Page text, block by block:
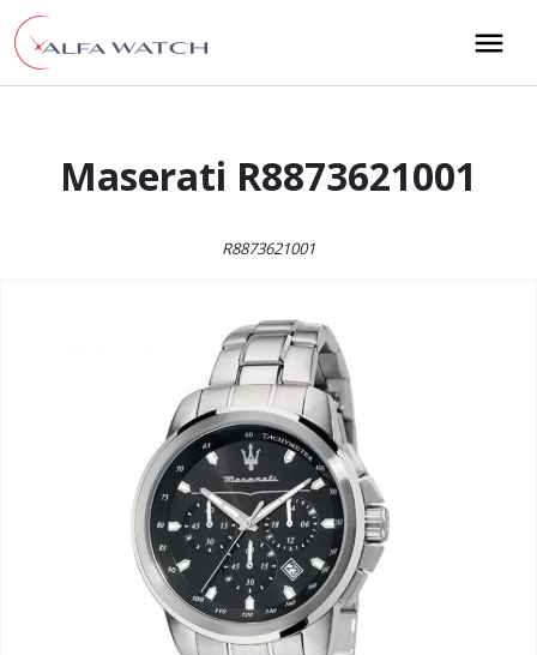
Przejdź do treści
Main Navigation
Maserati R8873621001
R8873621001